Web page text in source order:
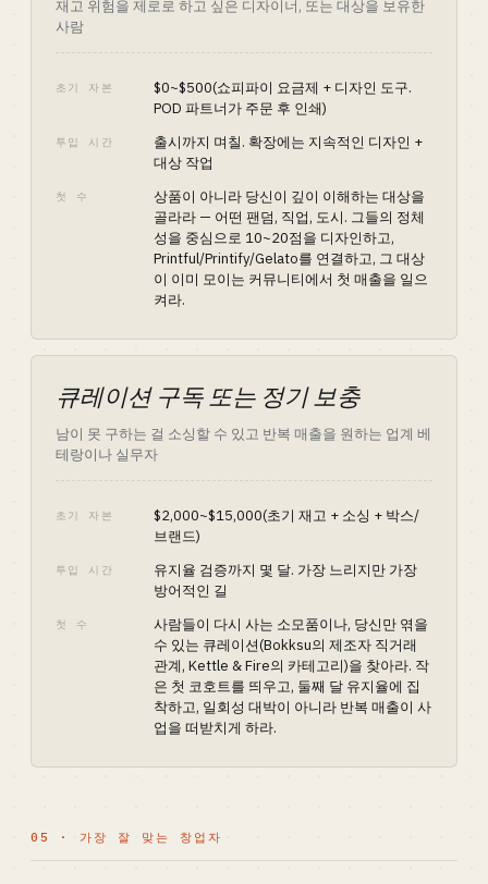
재고 위험을 제로로 하고 싶은 디자이너, 또는 대상을 보유한
사람
초기 자본
$0~$500(쇼피파이 요금제 + 디자인 도구.
POD 파트너가 주문 후 인쇄)
투입 시간
출시까지 며칠. 확장에는 지속적인 디자인 +
대상 작업
첫 수
상품이 아니라 당신이 깊이 이해하는 대상을
골라라 — 어떤 팬덤, 직업, 도시. 그들의 정체
성을 중심으로 10~20점을 디자인하고,
Printful/Printify/Gelato를 연결하고, 그 대상
이 이미 모이는 커뮤니티에서 첫 매출을 일으
켜라.
큐레이션 구독 또는 정기 보충
남이 못 구하는 걸 소싱할 수 있고 반복 매출을 원하는 업계 베
테랑이나 실무자
초기 자본
$2,000~$15,000(초기 재고 + 소싱 + 박스/
브랜드)
투입 시간
유지율 검증까지 몇 달. 가장 느리지만 가장
방어적인 길
첫 수
사람들이 다시 사는 소모품이나, 당신만 엮을
수 있는 큐레이션(Bokksu의 제조자 직거래
관계, Kettle & Fire의 카테고리)을 찾아라. 작
은 첫 코호트를 띄우고, 둘째 달 유지율에 집
착하고, 일회성 대박이 아니라 반복 매출이 사
업을 떠받치게 하라.
05 · 가장 잘 맞는 창업자